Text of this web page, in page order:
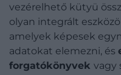
vezérelhető kütyü
olyan integrált
amelyek képesek
adatokat elemezni, és
forgatókönyvek vagy